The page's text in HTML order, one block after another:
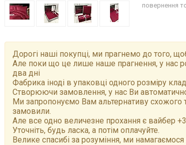
повернення
Дорогі наші покупці, ми прагнемо до того,
Але поки що це лише наше прагнення, у нас
два дні
Фабрика іноді в упаковці одного розміру
Створюючи замовлення, у нас Ви
Ми запропонуємо Вам альтернативу схожого
замовили.
Але все одно величезне прохання є вайбер
Уточніть, будь ласка, а потім оплачуйте.
Велике спасибі за розуміння, ми